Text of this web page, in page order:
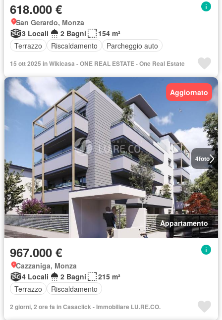
618.000 €
San Gerardo, Monza
3 Locali
2 Bagni
154 m²
Terrazzo
Riscaldamento Parcheggio auto
15 ott 2025 in Wikicasa - ONE REAL ESTATE - One Real Estate
4foto
Aggiornato
Appartamento
967.000 €
Cazzaniga, Monza
4 Locali
2 Bagni
215 m²
Terrazzo
Riscaldamento
2 giorni, 2 ore fa in Casaclick - Immobiliare LU.RE.CO.